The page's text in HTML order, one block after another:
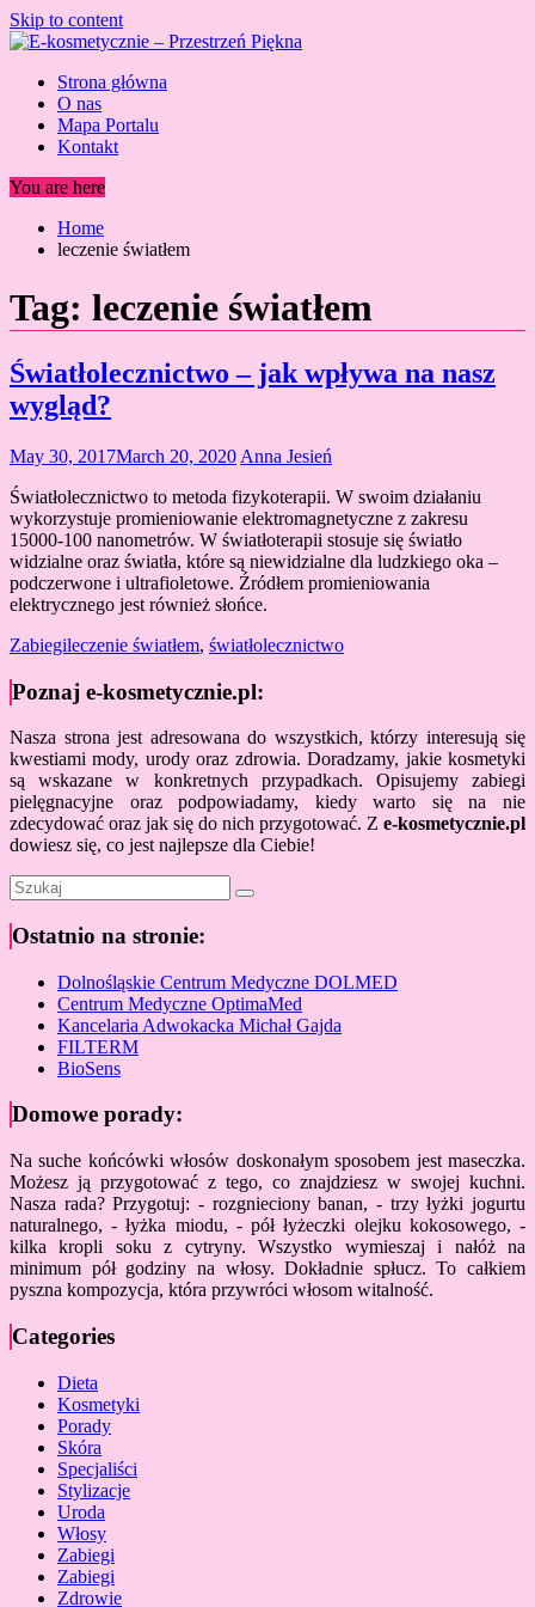
Skip to content
Strona główna
O nas
Mapa Portalu
Kontakt
You are here
Home
leczenie światłem
Tag: leczenie światłem
Światłolecznictwo – jak wpływa na nasz
wygląd?
May 30, 2017March 20, 2020 Anna Jesień
Światłolecznictwo to metoda fizykoterapii. W swoim działaniu
wykorzystuje promieniowanie elektromagnetyczne z zakresu
15000-100 nanometrów. W światłoterapii stosuje się światło
widzialne oraz światła, które są niewidzialne dla ludzkiego oka –
podczerwone i ultrafioletowe. Źródłem promieniowania
elektrycznego jest również słońce.
Zabiegileczenie światłem, światłolecznictwo
Poznaj e-kosmetycznie.pl:
Nasza strona jest adresowana do wszystkich, którzy interesują się
kwestiami mody, urody oraz zdrowia. Doradzamy, jakie kosmetyki
są wskazane w konkretnych przypadkach. Opisujemy zabiegi
pielęgnacyjne oraz podpowiadamy, kiedy warto się na nie
zdecydować oraz jak się do nich przygotować. Z e-kosmetycznie.pl
dowiesz się, co jest najlepsze dla Ciebie!
Ostatnio na stronie:
Dolnośląskie Centrum Medyczne DOLMED
Centrum Medyczne OptimaMed
Kancelaria Adwokacka Michał Gajda
FILTERM
BioSens
Domowe porady:
Na suche końcówki włosów doskonałym sposobem jest maseczka.
Możesz ją przygotować z tego, co znajdziesz w swojej kuchni.
Nasza rada? Przygotuj: - rozgnieciony banan, - trzy łyżki jogurtu
naturalnego, - łyżka miodu, - pół łyżeczki olejku kokosowego, -
kilka kropli soku z cytryny. Wszystko wymieszaj i nałóż na
minimum pół godziny na włosy. Dokładnie spłucz. To całkiem
pyszna kompozycja, która przywróci włosom witalność.
Categories
Dieta
Kosmetyki
Porady
Skóra
Specjaliści
Stylizacje
Uroda
Włosy
Zabiegi
Zabiegi
Zdrowie